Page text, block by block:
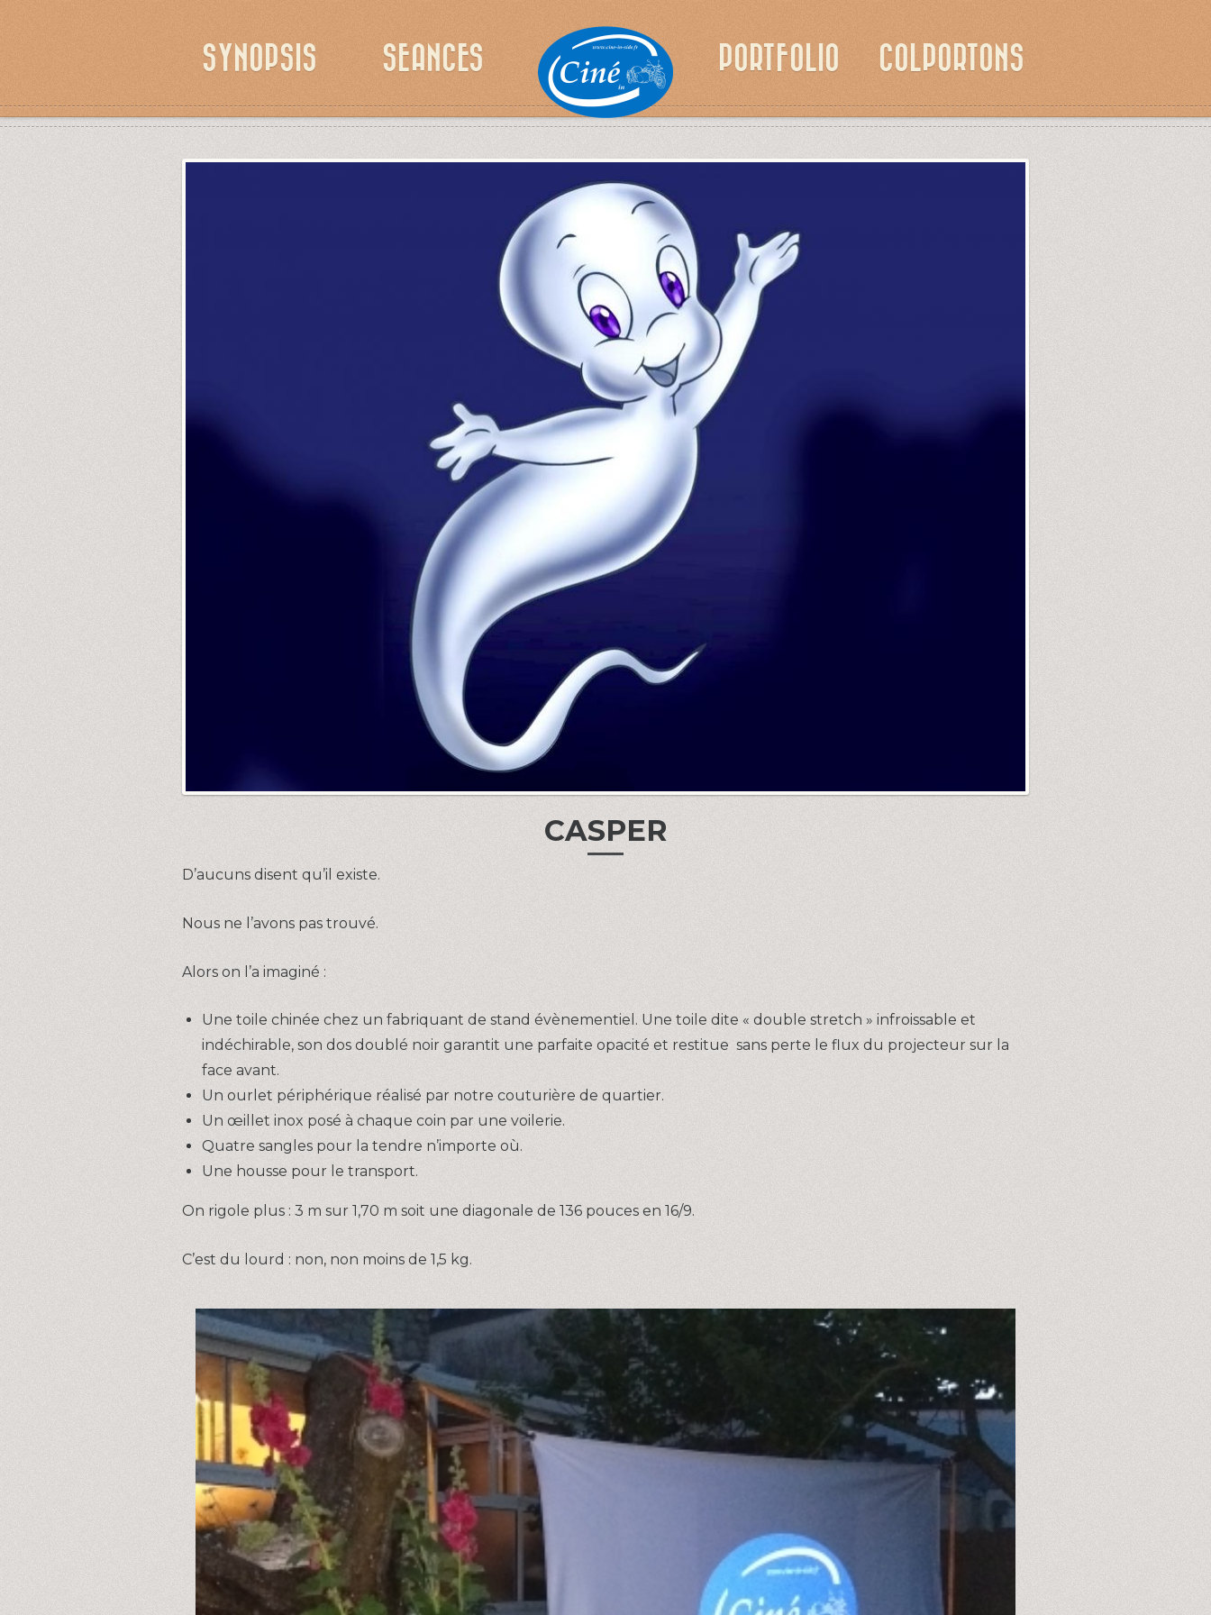
SYNOPSIS SEANCES PORTFOLIO COLPORTONS
CASPER
D’aucuns disent qu’il existe.
Nous ne l’avons pas trouvé.
Alors on l’a imaginé :
Une toile chinée chez un fabriquant de stand évènementiel. Une toile dite « double stretch » infroissable et
indéchirable, son dos doublé noir garantit une parfaite opacité et restitue sans perte le flux du projecteur sur la
face avant.
Un ourlet périphérique réalisé par notre couturière de quartier.
Un œillet inox posé à chaque coin par une voilerie.
Quatre sangles pour la tendre n’importe où.
Une housse pour le transport.
On rigole plus : 3 m sur 1,70 m soit une diagonale de 136 pouces en 16/9.
C’est du lourd : non, non moins de 1,5 kg.